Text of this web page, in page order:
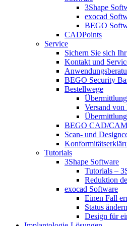
3Shape
exocad
BEGO
CADPoints
Service
Sichern Sie sich
Kontakt und
BEGO Security
Bestellwege
Versand
BEGO CAD/CAM
Scan- und
Tutorials
3Shape Software
Tutorials –
Reduktion
exocad Software
Einen Fall
Status
Design für